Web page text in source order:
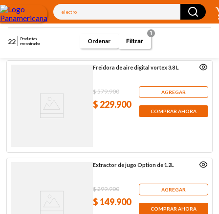
¿Qué estás buscando hoy?
22
Productos
encontrados
Filtrar
1
Freidora de aire digital vortex 3.8 L
$579.900
$ 229.900
AGREGAR
COMPRAR AHORA
Extractor de jugo Option de 1.2L
$299.900
$ 149.900
AGREGAR
COMPRAR AHORA